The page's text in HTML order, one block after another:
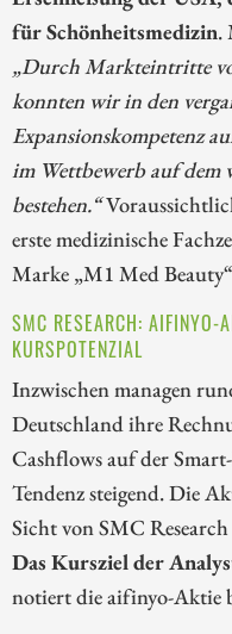
für Schönheitsmedizin.
„Durch Markteintritte
konnten wir in den
Expansionskompetenz
im Wettbewerb auf
bestehen.“
erste medizinische
Marke „M1 Med
SMC RESEARCH:
KURSPOTENZIAL
Inzwischen managen
Deutschland ihre
Cashflows auf der
Tendenz steigend. Die
Sicht von SMC
Das Kursziel der
notiert die aifinyo-Aktie